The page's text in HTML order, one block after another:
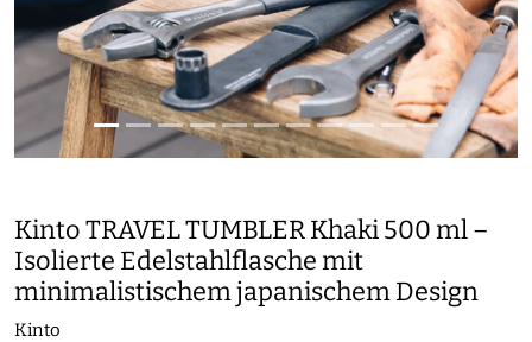
Kinto TRAVEL TUMBLER Khaki 500 ml –
Isolierte Edelstahlflasche mit
minimalistischem japanischem Design
Kinto